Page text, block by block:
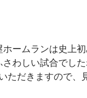
ームランは史上初
わしい試合でした
ただきますので、